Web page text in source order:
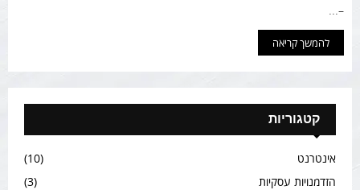
–...
להמשך קריאה
קטגוריות
אינטרנט
(10)
הזדמנויות עסקיות
(3)